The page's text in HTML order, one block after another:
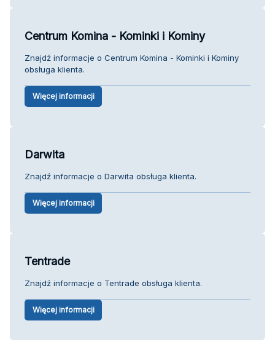
Centrum Komina - Kominki i Kominy
Znajdź informacje o Centrum Komina - Kominki i Kominy
obsługa klienta.
Więcej informacji
Darwita
Znajdź informacje o Darwita obsługa klienta.
Więcej informacji
Tentrade
Znajdź informacje o Tentrade obsługa klienta.
Więcej informacji